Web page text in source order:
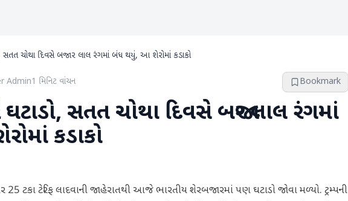
સતત ચોથા દિવસે બજાર લાલ રંગમાં બંધ થયું, આ શેરોમાં કડાકો
Admin1 મિનિટ વાંચન Bookmark
ઘટાડો, સતત ચોથા દિવસે બજાર લાલ રંગમાં
કડાકો
પર 25 ટકા ટેરિફ લાદવાની જાહેરાતથી આજે ભારતીય શેરબજારમાં પણ ઘટાડો જોવા મળ્યો. ટ્રમ્પની